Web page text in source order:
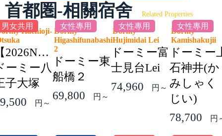
首都圏-相關宿舍 Related Properties
男女共用
Hachioji-
2026NEW】
ーミー八
子大塚
円～
女性專用
Dormy
Higashifunabashi
2
ドーミー東
船橋２
69,800
円～
女性專用
Dormy
Hujimidai Lei
ドーミー富
士見台Lei
74,960
円～
女性專用
Dormy
ドーミー
石神井(か
みしゃく
じい)
78,700
円